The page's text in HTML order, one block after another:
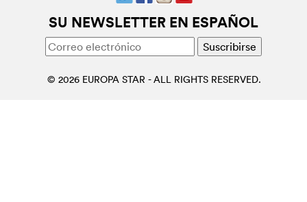
SU NEWSLETTER EN ESPAÑOL
© 2026 EUROPA STAR - ALL RIGHTS RESERVED.